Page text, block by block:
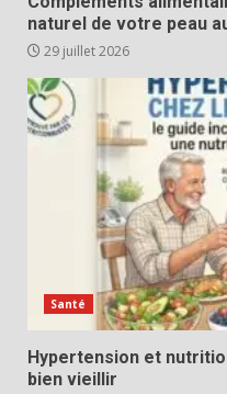
naturel de votre peau
29 juillet 2026
Santé
Hypertension et
bien vieillir